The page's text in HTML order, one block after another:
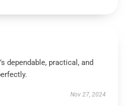
dependable, practical, and
Nov 27, 2024